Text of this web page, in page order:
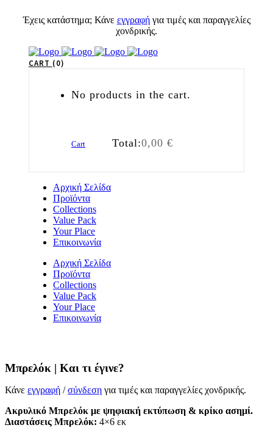
Έχεις κατάστημα; Κάνε εγγραφήγια τιμές και παραγγελίες
χονδρικής.
CART 0
No products in the cart.
Cart Total:0,00 €
Αρχική Σελίδα
Προϊόντα
Collections
Value Pack
Your Place
Επικοινωνία
Αρχική Σελίδα
Προϊόντα
Collections
Value Pack
Your Place
Επικοινωνία
Μπρελόκ | Και τι έγινε?
Κάνε εγγραφή /σύνδεση για τιμές και παραγγελίες χονδρικής.
Aκρυλικό Μπρελόκ με ψηφιακή εκτύπωση & κρίκο ασημί.
Διαστάσεις Μπρελόκ: 4×6 εκ